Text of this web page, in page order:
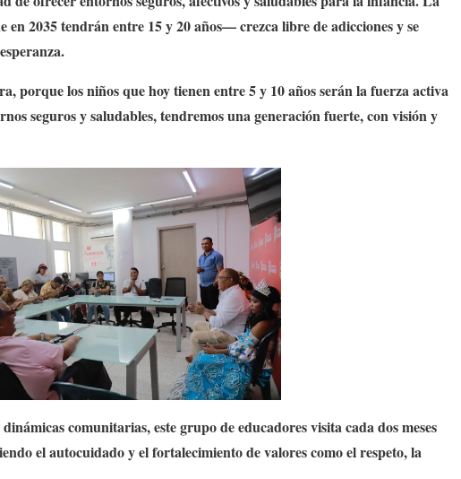
en 2035 tendrán entre 15 y 20 años— crezca libre de adicciones y se
porque los niños que hoy tienen entre 5 y 10 años serán la fuerza activa
seguros y saludables, tendremos una generación fuerte, con visión y
comunitarias, este grupo de educadores visita cada dos meses
el autocuidado y el fortalecimiento de valores como el respeto, la